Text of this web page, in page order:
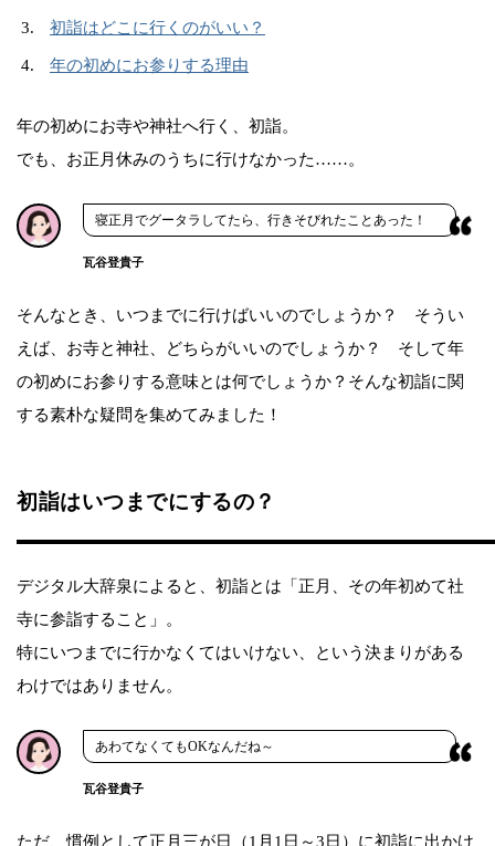
初詣はどこに行くのがいい？
年の初めにお参りする理由
年の初めにお寺や神社へ行く、初詣。
でも、お正月休みのうちに行けなかった……。
寝正月でグータラしてたら、行きそびれたことあった！
瓦谷登貴子
そんなとき、いつまでに行けばいいのでしょうか？ そうい
えば、お寺と神社、どちらがいいのでしょうか？ そして年
の初めにお参りする意味とは何でしょうか？そんな初詣に関
する素朴な疑問を集めてみました！
初詣はいつまでにするの？
デジタル大辞泉によると、初詣とは「正月、その年初めて社
寺に参詣すること」。
特にいつまでに行かなくてはいけない、という決まりがある
わけではありません。
あわてなくてもOKなんだね～
瓦谷登貴子
ただ、慣例として正月三が日（1月1日～3日）に初詣に出かけ